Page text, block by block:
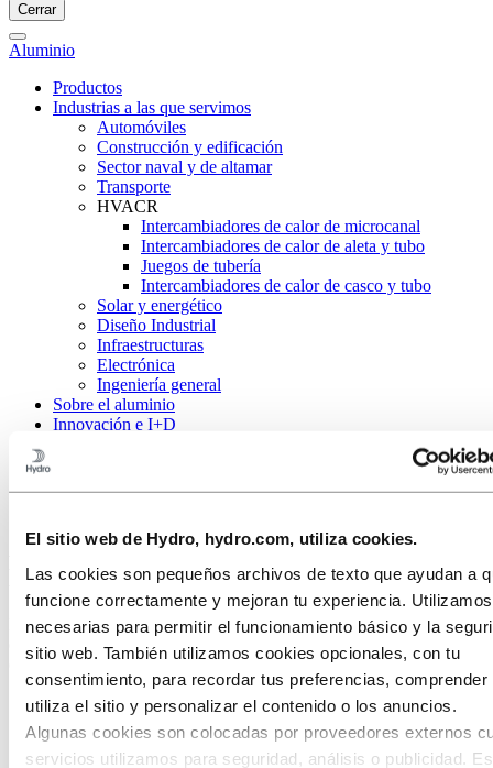
El sitio web de Hydro, hydro.com, utiliza cookies.
Las cookies son pequeños archivos de texto que ayudan a
funcione correctamente y mejoran tu experiencia.
necesarias para permitir el funcionamiento básico y la
sitio web. También utilizamos cookies opcionales, con tu
consentimiento, para recordar tus preferencias, comprender
utiliza el sitio y personalizar el contenido o los anuncios.
Algunas cookies son colocadas por proveedores externos
servicios utilizamos para seguridad, análisis o publicidad.
Cerrar
Aluminio
Productos
Industrias a las que servimos
Automóviles
Construcción y edificación
Sector naval y de altamar
Transporte
HVACR
Intercambiadores de calor de microcanal
Intercambiadores de calor de aleta y tubo
Juegos de tubería
Intercambiadores de calor de casco y tubo
Solar y energético
Diseño Industrial
Infraestructuras
Electrónica
Ingeniería general
Sobre el aluminio
Innovación e I+D
Aluminio para la nueva generación de
HVACR
En un mundo donde cada vez hay más calefacción y el nivel de vida
es cada vez más alto en muchos países, el aluminio satisface la
demanda de un control climático más ecológico en interiores.